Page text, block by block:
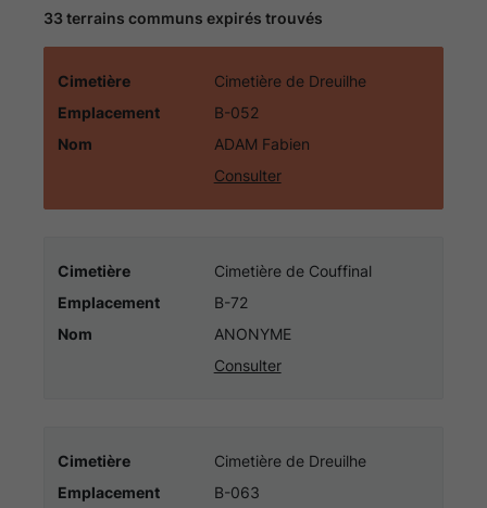
commune
de
REVEL
Informations
et
33 terrains communs expirés trouvés
Cimetière
Cimetière de Dreuilhe
Emplacement
B-052
Nom
ADAM Fabien
Consulter
Cimetière
Cimetière de Couffinal
Emplacement
B-72
Nom
ANONYME
Consulter
Cimetière
Cimetière de Dreuilhe
Emplacement
B-063